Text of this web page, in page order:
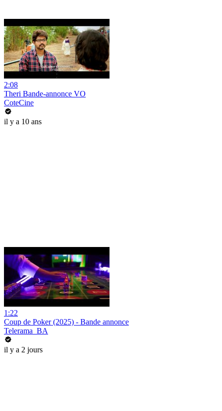
2:08
Theri Bande-annonce VO
CoteCine
il y a 10 ans
1:22
Coup de Poker (2025) - Bande annonce
Telerama_BA
il y a 2 jours